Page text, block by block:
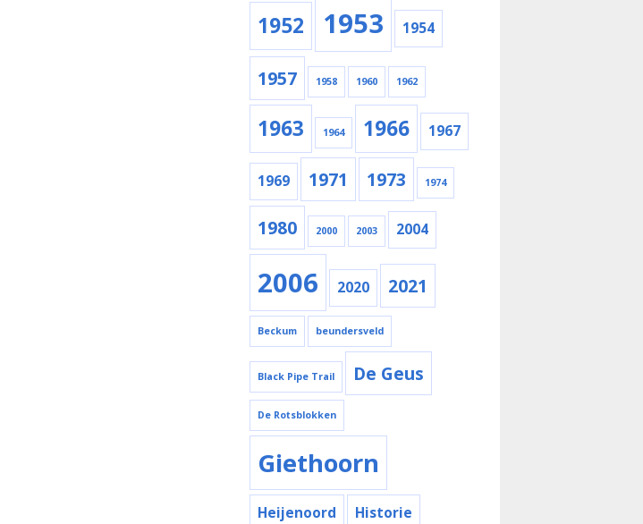
1952 1953 1954
1957 1958 1960 1962
1963 1964 1966 1967
1969 1971 1973 1974
1980 2000 2003 2004
2006 2020 2021
Beckum beundersveld
Black Pipe Trail De Geus
De Rotsblokken
Giethoorn
Heijenoord Historie